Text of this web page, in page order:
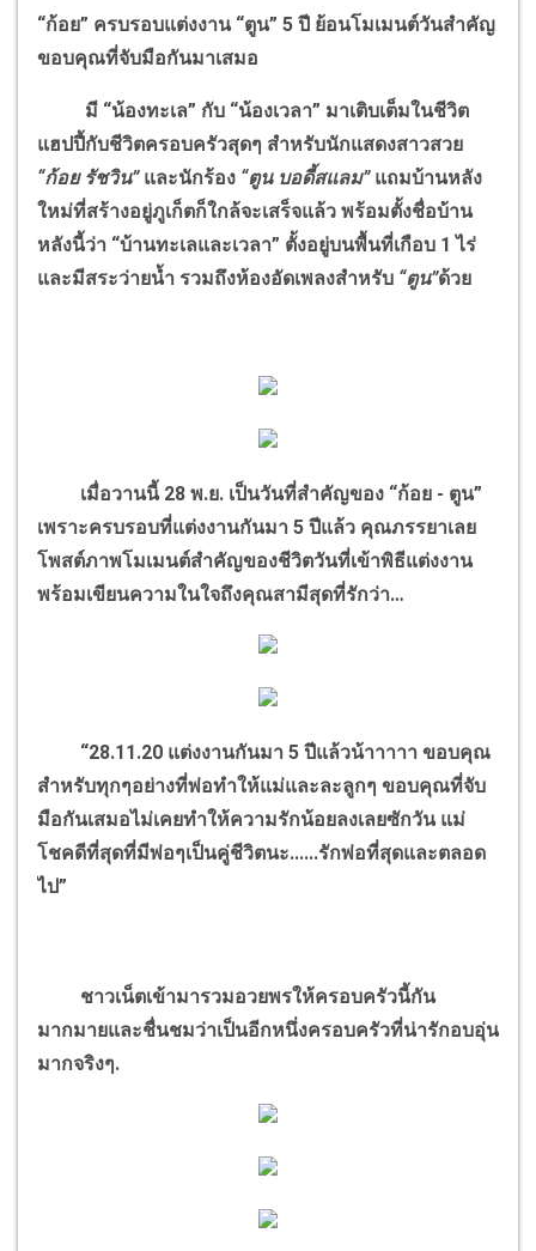
“ก้อย” ครบรอบแต่งงาน “ตูน” 5 ปี ย้อนโมเมนต์วันสำคัญ
ขอบคุณที่จับมือกันมาเสมอ
มี “น้องทะเล” กับ “น้องเวลา” มาเติบเต็มในชีวิต
แฮปปี้กับชีวิตครอบครัวสุดๆ สำหรับนักแสดงสาวสวย
“ก้อย รัชวิน”และนักร้อง “ตูน บอดี้สแลม” แถมบ้านหลัง
ใหม่ที่สร้างอยู่ภูเก็ตก็ใกล้จะเสร็จแล้ว พร้อมตั้งชื่อบ้าน
หลังนี้ว่า “บ้านทะเลและเวลา” ตั้งอยู่บนพื้นที่เกือบ 1 ไร่
และมีสระว่ายน้ำ รวมถึงห้องอัดเพลงสำหรับ “ตูน”ด้วย
เมื่อวานนี้ 28 พ.ย. เป็นวันที่สำคัญของ “ก้อย - ตูน”
เพราะครบรอบที่แต่งงานกันมา 5 ปีแล้ว คุณภรรยาเลย
โพสต์ภาพโมเมนต์สำคัญของชีวิตวันที่เข้าพิธีแต่งงาน
พร้อมเขียนความในใจถึงคุณสามีสุดที่รักว่า…
“28.11.20 แต่งงานกันมา 5 ปีแล้วน้าาาาา ขอบคุณ
สำหรับทุกๆอย่างที่พ่อทำให้แม่และละลูกๆ ขอบคุณที่จับ
มือกันเสมอไม่เคยทำให้ความรักน้อยลงเลยซักวัน แม่
โชคดีที่สุดที่มีพ่อๆเป็นคู่ชีวิตนะ......รักพ่อที่สุดและตลอด
ไป”
ชาวเน็ตเข้ามารวมอวยพรให้ครอบครัวนี้กัน
มากมายและชื่นชมว่าเป็นอีกหนึ่งครอบครัวที่น่ารักอบอุ่น
มากจริงๆ.